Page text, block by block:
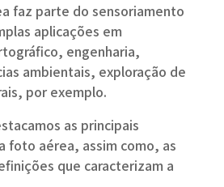
faz parte do sensoriamento
aplicações em
engenharia,
ambientais, exploração de
por exemplo.
as principais
foto aérea, assim como, as
que caracterizam a